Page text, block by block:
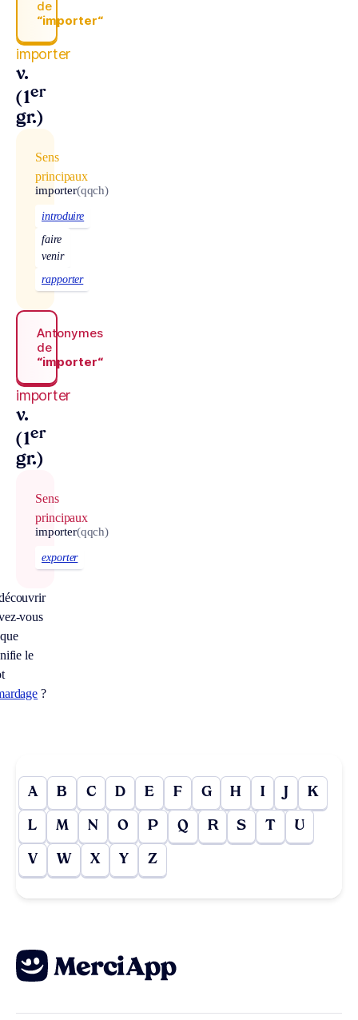
de
“importer“
importer
v.
(1er
gr.)
Sens
principaux
importer(qqch)
introduire
faire
venir
rapporter
Antonymes
de
“importer“
importer
v.
(1er
gr.)
Sens
principaux
importer(qqch)
exporter
vous
le
?
A B C D E F G H I J K
L M N O P Q R S T U
V W X Y Z